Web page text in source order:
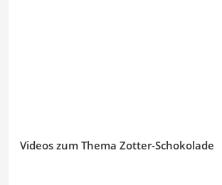
Videos zum Thema Zotter-Schokolade